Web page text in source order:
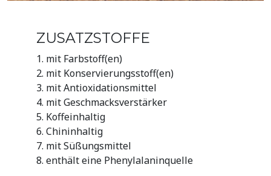
ZUSATZSTOFFE
1. mit Farbstoff(en)
2. mit Konservierungsstoff(en)
3. mit Antioxidationsmittel
4. mit Geschmacksverstärker
5. Koffeinhaltig
6. Chininhaltig
7. mit Süßungsmittel
8. enthält eine Phenylalaninquelle